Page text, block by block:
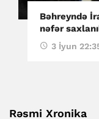
Bəhreyndə
nəfər
3 İyun
Rəsmi Xronika